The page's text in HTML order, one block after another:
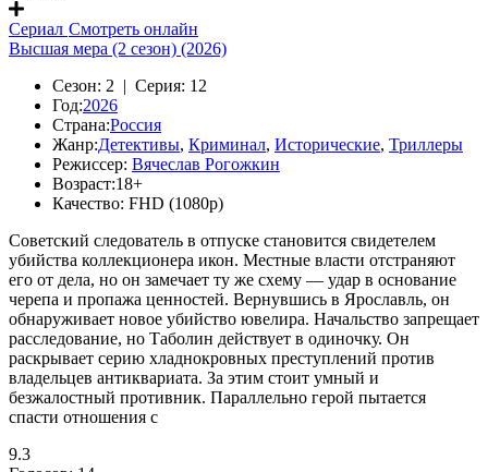
Сериал Смотреть онлайн
Высшая мера (2 сезон) (2026)
Сезон: 2 | Серия: 12
Год:2026
Страна:Россия
Жанр:Детективы, Криминал, Исторические, Триллеры
Режиссер: Вячеслав Рогожкин
Возраст:18+
Качество: FHD (1080p)
Советский следоватeль в отпуске становится свидетелем
убийства коллекционера икон. Местные власти отстраняют
его от дела, но он замечает ту же схему — удар в основание
черепа и пропажа ценностей. Вернувшись в Ярославль, он
обнаруживает новое убийство ювелира. Начальство запрещает
расследование, но Таболин действует в одиночку. Он
раскрывает серию хладнокровных преступлений против
владельцев антиквариата. За этим стоит умный и
безжалостный противник. Параллельно герой пытается
спасти отношения с
9.3